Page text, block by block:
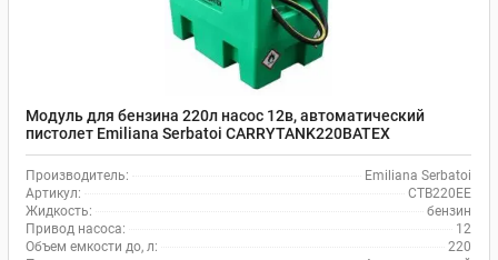
Модуль для бензина 220л насос 12в, автоматический
пистолет Emiliana Serbatoi CARRYTANK220BATEX
Производитель:
Emiliana Serbatoi
Артикул:
CTB220EE
Жидкость:
бензин
Привод насоса:
12
Объем емкости до, л:
220